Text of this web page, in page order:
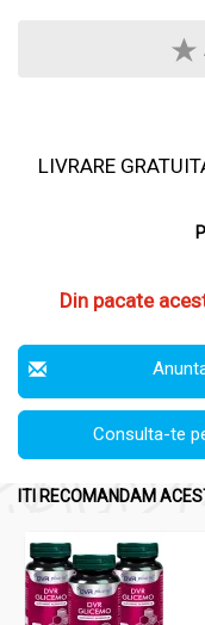
LIVRARE
Din pacate
Consulta-te
ITI RECOMANDAM